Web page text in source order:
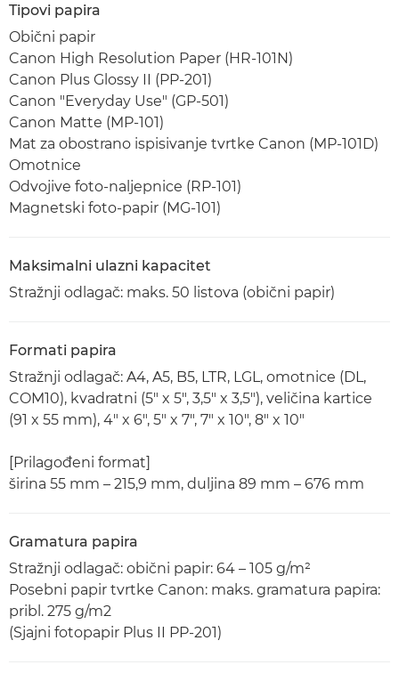
Tipovi papira
Obični papir
Canon High Resolution Paper (HR-101N)
Canon Plus Glossy II (PP-201)
Canon "Everyday Use" (GP-501)
Canon Matte (MP-101)
Mat za obostrano ispisivanje tvrtke Canon (MP-101D)
Omotnice
Odvojive foto-naljepnice (RP-101)
Magnetski foto-papir (MG-101)
Maksimalni ulazni kapacitet
Stražnji odlagač: maks. 50 listova (obični papir)
Formati papira
Stražnji odlagač: A4, A5, B5, LTR, LGL, omotnice (DL,
COM10), kvadratni (5" x 5", 3,5" x 3,5"), veličina kartice
(91 x 55 mm), 4" x 6", 5" x 7", 7" x 10", 8" x 10"
[Prilagođeni format]
širina 55 mm – 215,9 mm, duljina 89 mm – 676 mm
Gramatura papira
Stražnji odlagač: obični papir: 64 – 105 g/m²
Posebni papir tvrtke Canon: maks. gramatura papira:
pribl. 275 g/m2
(Sjajni fotopapir Plus II PP-201)